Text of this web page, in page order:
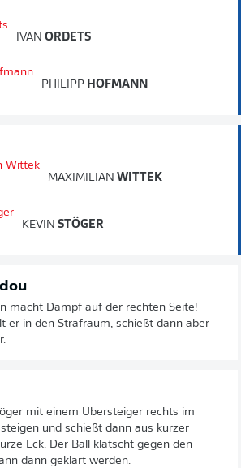
IVAN ORDETS
PHILIPP HOFMANN
MAXIMILIAN WITTEK
KEVIN STÖGER
macht Dampf auf der rechten Seite!
er in den Strafraum, schießt dann aber
mit einem Übersteiger rechts im
und schießt dann aus kurzer
Eck. Der Ball klatscht gegen den
dann geklärt werden.